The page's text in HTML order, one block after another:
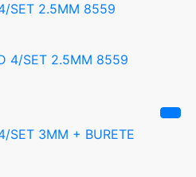
SET 2.5MM 8559
SET 3MM + BURETE